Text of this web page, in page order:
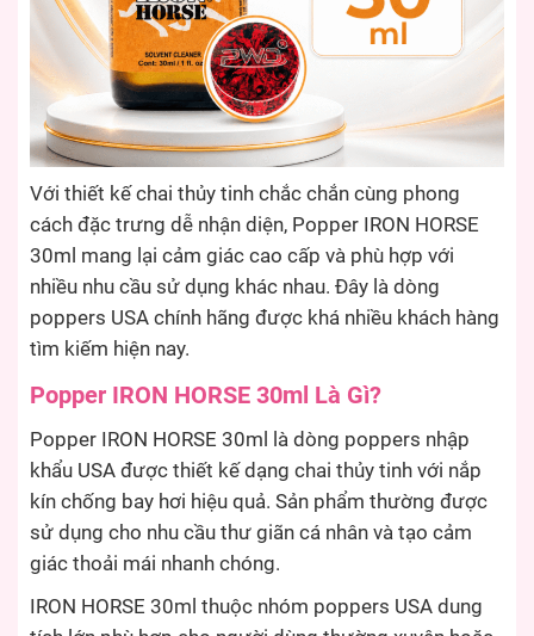
Với thiết kế chai thủy tinh chắc chắn cùng phong
cách đặc trưng dễ nhận diện, Popper IRON HORSE
30ml mang lại cảm giác cao cấp và phù hợp với
nhiều nhu cầu sử dụng khác nhau. Đây là dòng
poppers USA chính hãng được khá nhiều khách hàng
tìm kiếm hiện nay.
Popper IRON HORSE 30ml Là Gì?
Popper IRON HORSE 30ml là dòng poppers nhập
khẩu USA được thiết kế dạng chai thủy tinh với nắp
kín chống bay hơi hiệu quả. Sản phẩm thường được
sử dụng cho nhu cầu thư giãn cá nhân và tạo cảm
giác thoải mái nhanh chóng.
IRON HORSE 30ml thuộc nhóm poppers USA dung